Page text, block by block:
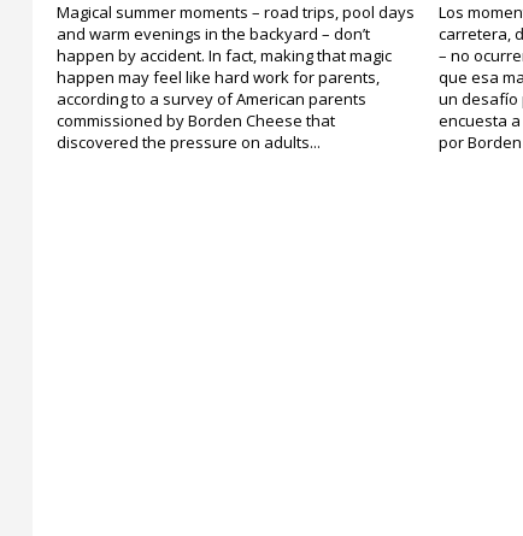
Magical summer moments – road trips, pool days
and warm evenings in the backyard – don’t
happen by accident. In fact, making that magic
happen may feel like hard work for parents,
according to a survey of American parents
commissioned by Borden Cheese that
discovered the pressure on adults...
Los
carretera,
– no
que esa
un desafío
encuesta
por